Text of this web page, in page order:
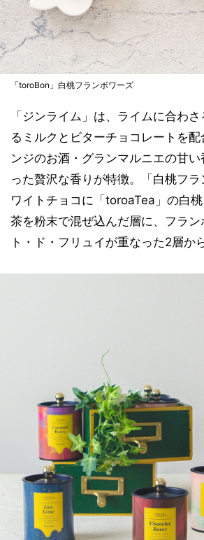
「toroBon」白桃フランボワーズ
「ジンライム」は、ライムに合わ
るミルクとビターチョコレートを
ンジのお酒・グランマルニエの甘
った贅沢な香りが特徴。「白桃フ
ワイトチョコに「toroaTea」の白
茶を粉末で混ぜ込んだ層に、フラ
ト・ド・フリュイが重なった2層か